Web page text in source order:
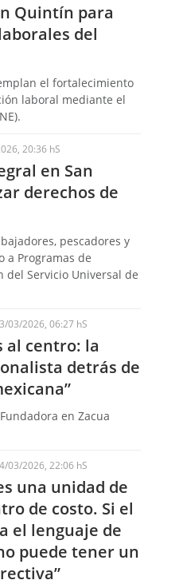
Quintín para
del
el fortalecimiento
laboral mediante el
20:36 hS
en San
derechos de
pescadores y
a Programas de
del Servicio Universal de
03/2026, 06:27 hS
al centro: la
detrás de
en Zacua
03/2026, 22:06 hS
una unidad de
de costo. Si el
el lenguaje de
puede tener un